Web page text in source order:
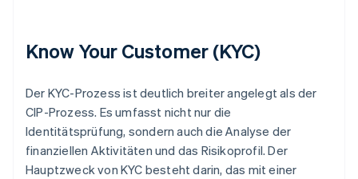
Know Your Customer (KYC)
Der KYC-Prozess ist deutlich breiter angelegt als der
CIP-Prozess. Es umfasst nicht nur die
Identitätsprüfung, sondern auch die Analyse der
finanziellen Aktivitäten und das Risikoprofil. Der
Hauptzweck von KYC besteht darin, das mit einer